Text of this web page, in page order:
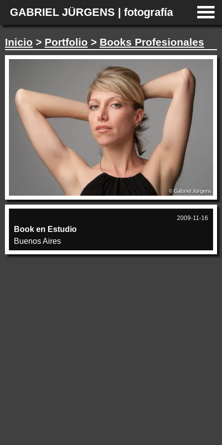
GABRIEL JÜRGENS | fotografía
Inicio > Portfolio > Books Profesionales
2009-11-16
Book en Estudio
Buenos Aires